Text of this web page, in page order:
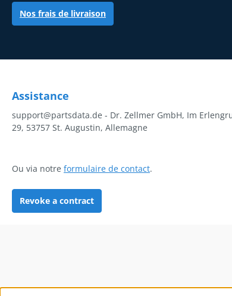
Nos frais de livraison
Assistance
support@partsdata.de - Dr. Zellmer GmbH, Im
29, 53757 St. Augustin, Allemagne
Ou via notre formulaire de contact.
Revoke a contract